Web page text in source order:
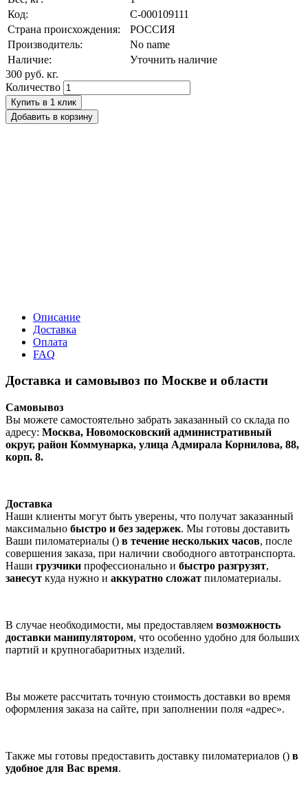
Код:
С-000109111
Страна происхождения:
РОССИЯ
Производитель:
No name
Наличие:
Уточнить наличие
300 руб. кг.
Количество
Купить в 1 клик
Добавить в корзину
Описание
Доставка
Оплата
FAQ
Доставка и самовывоз по Москве и области
Самовывоз
Вы можете самостоятельно забрать заказанный со склада по
адресу: Москва, Новомосковский административный
округ, район Коммунарка, улица Адмирала Корнилова, 88,
корп. 8.
Доставка
Наши клиенты могут быть уверены, что получат заказанный
максимально быстро и без задержек. Мы готовы доставить
Ваши пиломатериалы () в течение нескольких часов, после
совершения заказа, при наличии свободного автотранспорта.
Наши грузчики профессионально и быстро разгрузят,
занесут куда нужно и аккуратно сложат пиломатериалы.
В случае необходимости, мы предоставляем возможность
доставки манипулятором, что особенно удобно для больших
партий и крупногабаритных изделий.
Вы можете рассчитать точную стоимость доставки во время
оформления заказа на сайте, при заполнении поля «адрес».
Также мы готовы предоставить доставку пиломатериалов () в
удобное для Вас время.